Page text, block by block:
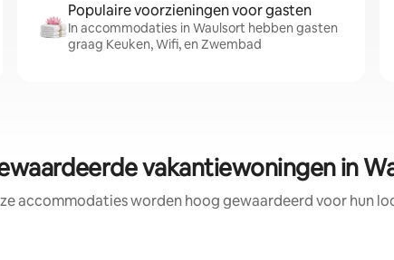
Populaire voorzieningen voor gasten
In accommodaties in Waulsort hebben gasten
graag Keuken, Wifi, en Zwembad
vakantiewoningen in
accommodaties worden hoog gewaardeerd voor hun